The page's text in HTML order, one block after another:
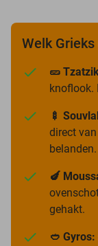
Welk
🥒
knoflook.
🍢
direct
belanden.
🍆
gehakt.
🥙 Gyros: